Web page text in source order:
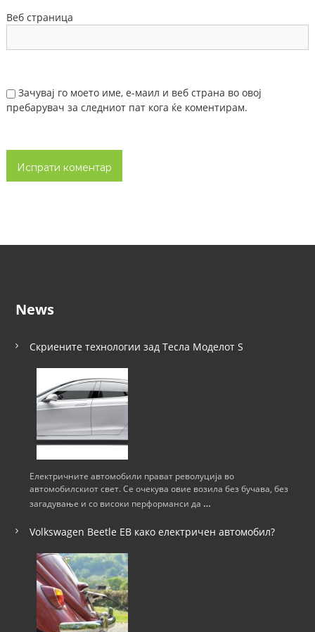
Веб страница
Зачувај го моето име, е-маил и веб страна во овој
пребарувач за следниот пат кога ќе коментирам.
News
Скриените технологии зад Тесла Моделот S
Електричните автомобили прават револуција во
автомобилскиот свет. Се очекува овие возила без бучава, без
загадување и со високи перформанси да …
Volkswagen Beetle ЕВ како електричен автомобил?